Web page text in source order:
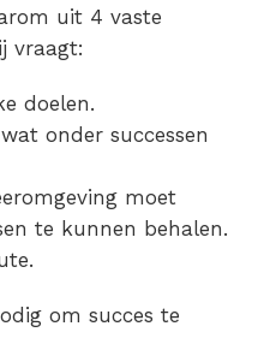
uit 4 vaste
vraagt:
doelen.
onder successen
moet
te kunnen behalen.
om succes te